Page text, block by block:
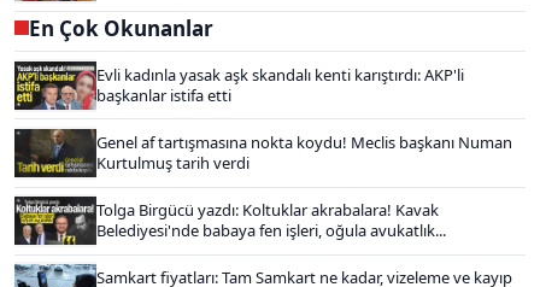
En Çok Okunanlar
Evli kadınla yasak aşk skandalı kenti karıştırdı: AKP'li
başkanlar istifa etti
Genel af tartışmasına nokta koydu! Meclis başkanı Numan
Kurtulmuş tarih verdi
Tolga Birgücü yazdı: Koltuklar akrabalara! Kavak
Belediyesi'nde babaya fen işleri, oğula avukatlık...
Samkart fiyatları: Tam Samkart ne kadar, vizeleme ve kayıp